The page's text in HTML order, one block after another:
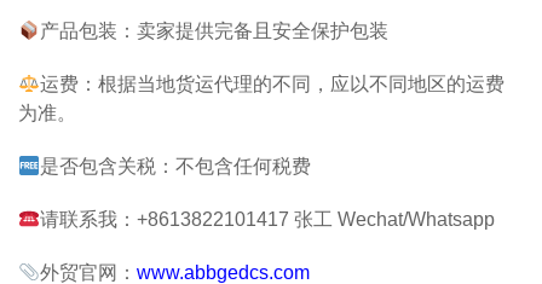
产品包装：卖家提供完备且安全保护包装
运费：根据当地货运代理的不同，应以不同地区的运费
为准。
是否包含关税：不包含任何税费
请联系我：+8613822101417 张工 Wechat/Whatsapp
外贸官网：www.abbgedcs.com